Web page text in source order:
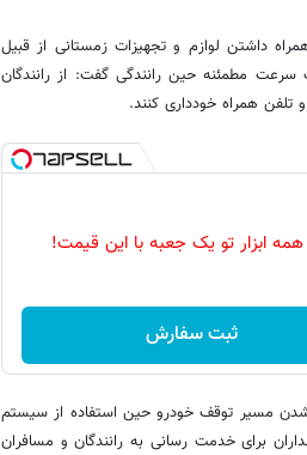
داشتن لوازم و تجهیزات زمستانی از قبیل
سرعت مطمئنه حین رانندگی گفت: از رانندگان
همراه خودداری کنند.
ابزار تو یک جعبه با این قیمت!
ثبت سفارش
شدن مسیر توقف خودرو حین استفاده از سیستم
برای خدمت رسانی به رانندگان و مسافران